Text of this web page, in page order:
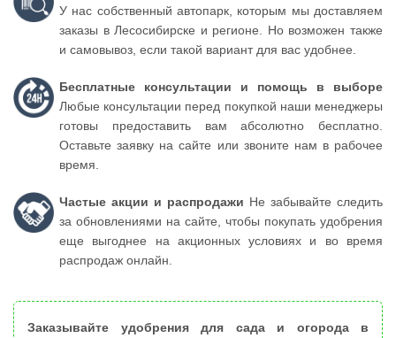
У нас собственный автопарк, которым мы доставляем
заказы в Лесосибирске и регионе. Но возможен также
и самовывоз, если такой вариант для вас удобнее.
Бесплатные консультации и помощь в выборе
Любые консультации перед покупкой наши менеджеры
готовы предоставить вам абсолютно бесплатно.
Оставьте заявку на сайте или звоните нам в рабочее
время.
Частые акции и распродажи Не забывайте следить
за обновлениями на сайте, чтобы покупать удобрения
еще выгоднее на акционных условиях и во время
распродаж онлайн.
Заказывайте удобрения для сада и огорода в